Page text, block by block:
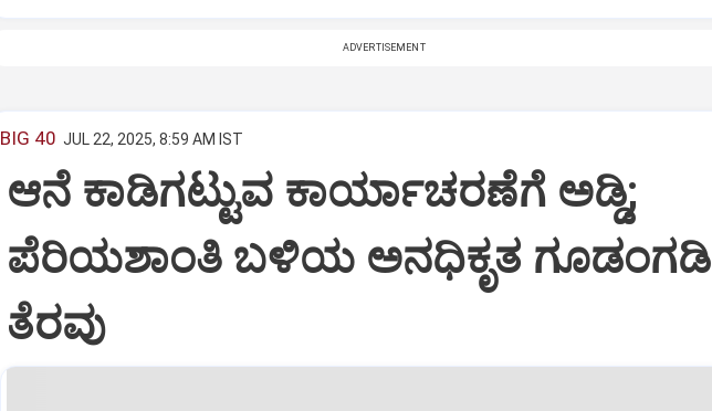
ADVERTISEMENT
BIG 40 JUL 22, 2025, 8:59 AM IST
ಆನೆ ಕಾಡಿಗಟ್ಟುವ ಕಾರ್ಯಾಚರಣೆಗೆ ಅಡ್ಡಿ;
ಪೆರಿಯಶಾಂತಿ ಬಳಿಯ ಅನಧಿಕೃತ ಗೂಡಂಗಡಿ
ತೆರವು